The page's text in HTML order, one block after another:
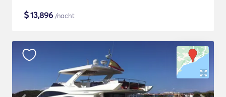
$13,896 /nacht